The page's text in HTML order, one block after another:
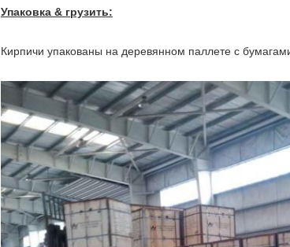
Упаковка & грузить:
Кирпичи упакованы на деревянном паллете с